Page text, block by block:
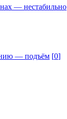
— нестабильно
— подъём [0]